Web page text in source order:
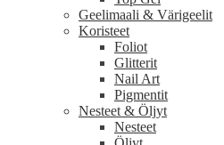
Geelimaali & Värigeelit
Koristeet
Foliot
Glitterit
Nail Art
Pigmentit
Nesteet & Öljyt
Nesteet